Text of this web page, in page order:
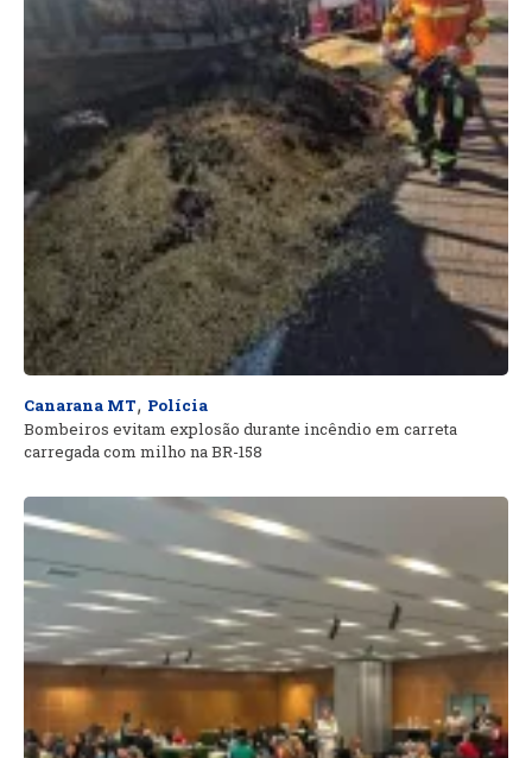
Canarana MT, Polícia
Bombeiros evitam explosão durante incêndio em carreta
carregada com milho na BR-158